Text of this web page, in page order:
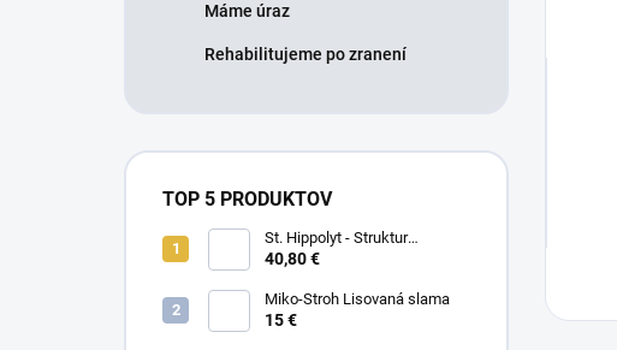
Máme úraz
Rehabilitujeme po zranení
TOP 5 PRODUKTOV
St. Hippolyt - Struktur
Energetikum
40,80 €
Miko-Stroh Lisovaná slama
15 €